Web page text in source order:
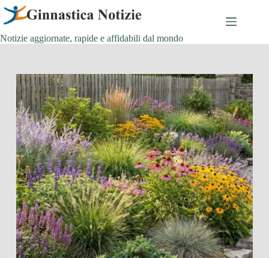
Salta
contenuto
Notizie aggiornate, rapide e affidabili dal mondo